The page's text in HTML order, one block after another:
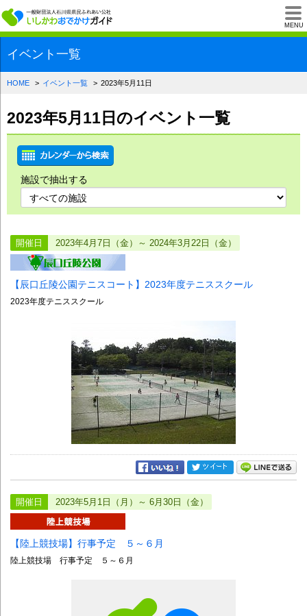
MENU
一般財団法人石川
イベント一覧
HOME イベント一覧 2023年5月11日
2023年5月11日のイベント一覧
施設で抽出する
開催日 2023年4月7日（金）～ 2024年3月22日（金）
【辰口丘陵公園テニスコート】2023年度テニススクール
2023年度テニススクール
開催日 2023年5月1日（月）～ 6月30日（金）
【陸上競技場】行事予定 ５～６月
陸上競技場 行事予定 ５～６月